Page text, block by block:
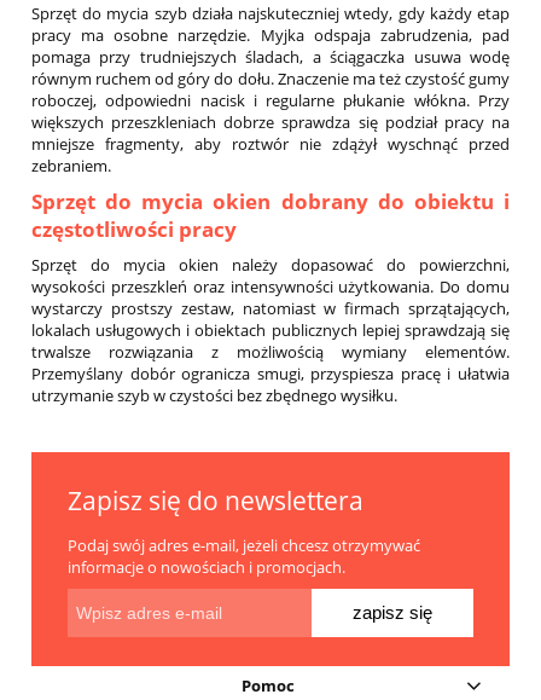
Sprzęt do mycia szyb działa najskuteczniej wtedy, gdy każdy etap
pracy ma osobne narzędzie. Myjka odspaja zabrudzenia, pad
pomaga przy trudniejszych śladach, a ściągaczka usuwa wodę
równym ruchem od góry do dołu. Znaczenie ma też czystość gumy
roboczej, odpowiedni nacisk i regularne płukanie włókna. Przy
większych przeszkleniach dobrze sprawdza się podział pracy na
mniejsze fragmenty, aby roztwór nie zdążył wyschnąć przed
zebraniem.
Sprzęt do mycia okien dobrany do obiektu i
częstotliwości pracy
Sprzęt do mycia okien należy dopasować do powierzchni,
wysokości przeszkleń oraz intensywności użytkowania. Do domu
wystarczy prostszy zestaw, natomiast w firmach sprzątających,
lokalach usługowych i obiektach publicznych lepiej sprawdzają się
trwalsze rozwiązania z możliwością wymiany elementów.
Przemyślany dobór ogranicza smugi, przyspiesza pracę i ułatwia
utrzymanie szyb w czystości bez zbędnego wysiłku.
Zapisz się do newslettera
Podaj swój adres e-mail, jeżeli chcesz otrzymywać
informacje o nowościach i promocjach.
zapisz się
Pomoc